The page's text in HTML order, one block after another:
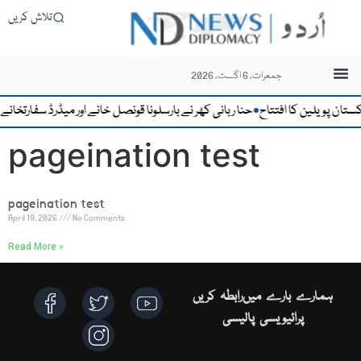
تلاش کریں
جمعرات، 6 اگست، 2026
حنا ربانی کھر نے بارسلونا قونصل خانے اور میڈرڈ●پویلین کا افتتاح
pageination test
pageination test
April 19, 2026 No Comments
Read More »
رابطہ کریںہمارے بارے میں
پرائیویسی پالیسی